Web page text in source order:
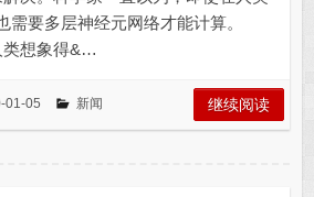
需要多层神经元网络才能计算。
想象得&…
01-05 新闻 继续阅读